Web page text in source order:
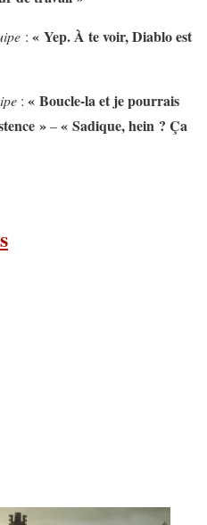
: « Yep. À te voir, Diablo est
: « Boucle-la et je pourrais
»–« Sadique, hein ? Ça